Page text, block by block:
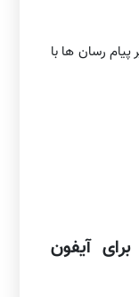
پیام رسان ها با
آیفون